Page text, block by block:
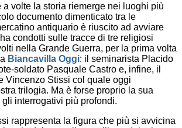
a volte la storia riemerge nei luoghi più
documento dimenticato tra le
antiquario è riuscito ad avviare
condotti sulle tracce di tre religiosi
nella Grande Guerra, per la prima volta
Biancavilla Oggi: il seminarista Placido
soldato Pasquale Castro e, infine, il
Vincenzo Stissi col quale oggi
trilogia. Ma è forse proprio la sua
interrogativi più profondi.
rappresenta la figura che più si avvicina